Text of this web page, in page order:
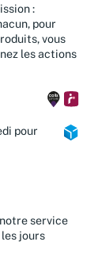
:
pour
vous
les actions
pour
service
jours